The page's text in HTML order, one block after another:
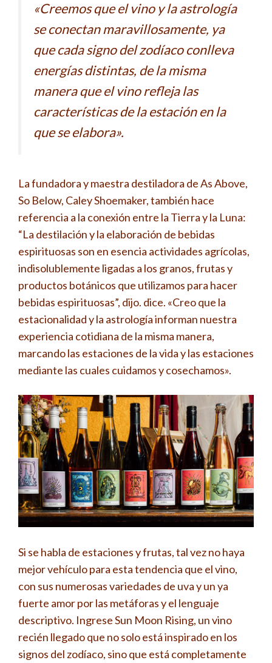
«Creemos que el vino y la astrología
se conectan maravillosamente, ya
que cada signo del zodíaco conlleva
energías distintas, de la misma
manera que el vino refleja las
características de la estación en la
que se elabora».
La fundadora y maestra destiladora de As Above,
So Below, Caley Shoemaker, también hace
referencia a la conexión entre la Tierra y la Luna:
“La destilación y la elaboración de bebidas
espirituosas son en esencia actividades agrícolas,
indisolublemente ligadas a los granos, frutas y
productos botánicos que utilizamos para hacer
bebidas espirituosas”, dijo. dice. «Creo que la
estacionalidad y la astrología informan nuestra
experiencia cotidiana de la misma manera,
marcando las estaciones de la vida y las estaciones
mediante las cuales cuidamos y cosechamos».
Si se habla de estaciones y frutas, tal vez no haya
mejor vehículo para esta tendencia que el vino,
con sus numerosas variedades de uva y un ya
fuerte amor por las metáforas y el lenguaje
descriptivo. Ingrese Sun Moon Rising, un vino
recién llegado que no solo está inspirado en los
signos del zodíaco, sino que está completamente